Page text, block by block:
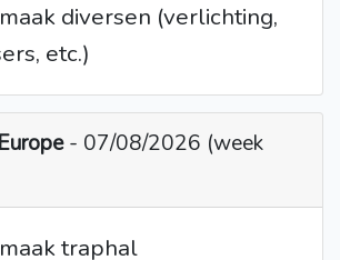
diversen (verlichting,
etc.)
- 07/08/2026 (week
traphal